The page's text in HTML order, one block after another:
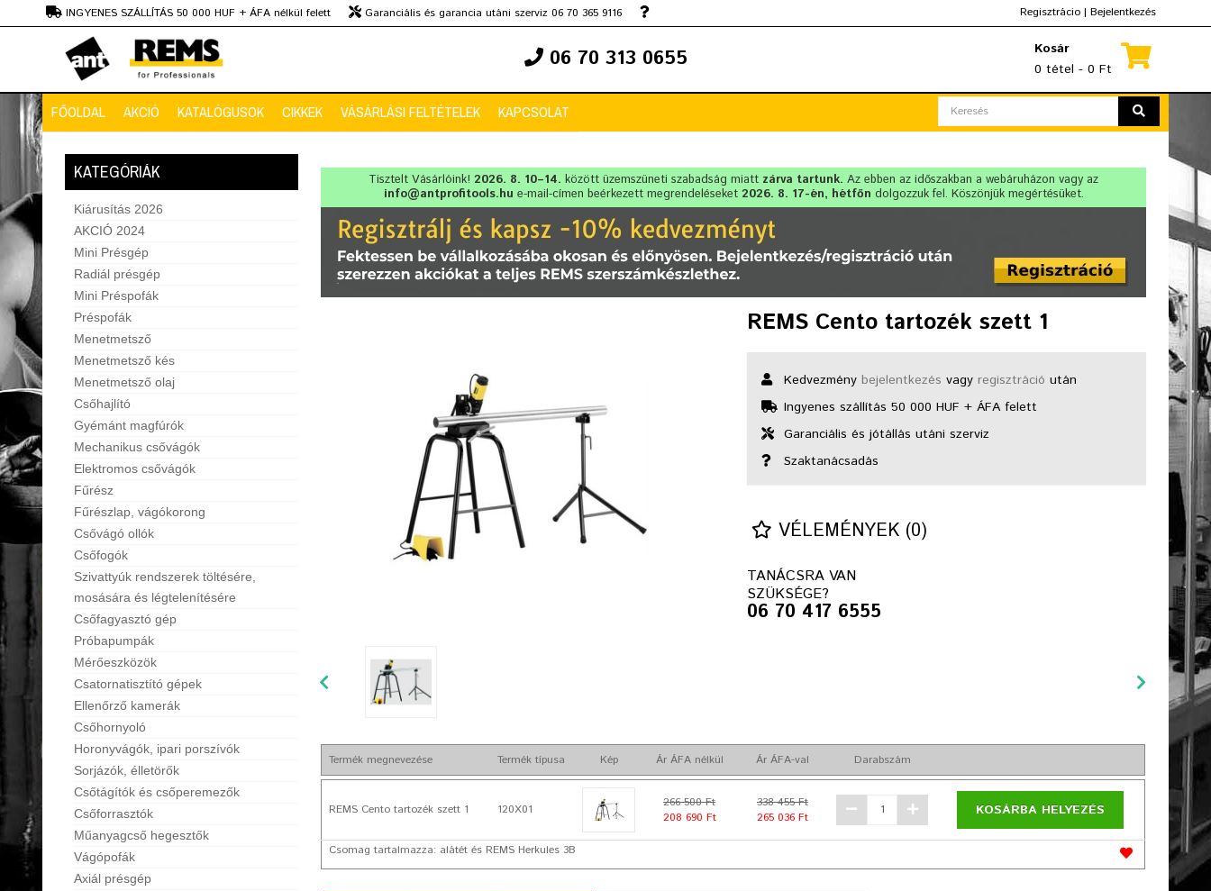
INGYENES SZÁLLÍTÁS 50 000 HUF + ÁFA nélkül felett
Garanciális és garancia utáni szerviz 06 70 365 9116
Szaktanácsadás
Regisztrácio | Bejelentkezés
06 70 313 0655
Kosár
0 tétel - 0 Ft
FŐOLDAL AKCIÓ KATALÓGUSOK CIKKEK VÁSÁRLÁSI FELTÉTELEK KAPCSOLAT
KATEGÓRIÁK
Kiárusítás 2026
AKCIÓ 2024
Mini Présgép
Radiál présgép
Mini Préspofák
Préspofák
Menetmetsző
Menetmetsző kés
Menetmetsző olaj
Csőhajlító
Gyémánt magfúrók
Mechanikus csővágók
Elektromos csővágók
Fűrész
Fűrészlap, vágókorong
Csővágó ollók
Csőfogók
Szivattyúk rendszerek töltésére,
mosására és légtelenítésére
Csőfagyasztó gép
Próbapumpák
Mérőeszközök
Csatornatisztító gépek
Ellenőrző kamerák
Csőhornyoló
Horonyvágók, ipari porszívók
Sorjázók, élletörők
Csőtágítók és csőperemezők
Csőforrasztók
Műanyagcső hegesztők
Vágópofák
Axiál présgép
Tisztelt Vásárlóink!2026. 8. 10–14. között üzemszüneti szabadság miatt zárva tartunk. Az ebben az időszakban a webáruházon vagy az
info@antprofitools.hu e-mail-címen beérkezett megrendeléseket 2026. 8. 17-én, hétfőn dolgozzuk fel. Köszönjük megértésüket.
REMS Cento tartozék szett 1
Kedvezménybejelentkezés vagyregisztráció után
Ingyenes szállítás 50 000 HUF + ÁFA felett
Garanciális és jótállás utáni szerviz
Szaktanácsadás
VÉLEMÉNYEK (0)
TANÁCSRA VAN
SZÜKSÉGE?
06 70 417 6555
Termék megnevezése Termék típusa Kép Ár ÁFA nélkül Ár ÁFA-val Darabszám
REMS Cento tartozék szett 1 120X01
266 500 Ft
208 690 Ft
338 455 Ft
265 036 Ft
KOSÁRBA HELYEZÉS
Csomag tartalmazza: alátét és REMS Herkules 3B